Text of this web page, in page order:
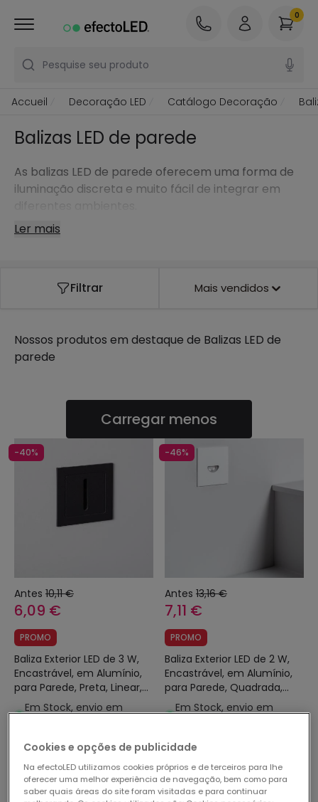
Pesquise seu produto
0
Accueil Decoração LED Catálogo Decoração
Balizas LED de parede
As balizas LED de parede oferecem uma forma de
iluminação discreta e muito fácil de integrar em
Ler mais
Filtrar Mais vendidos
Nossos produtos em destaque de Balizas LED de
parede
Carregar menos
-40%
Antes 10,11 €
6,09 €
PROMO
Baliza Exterior LED de 3 W,
Encastrável, em Alumínio,
para Parede, Preta, Linear,
Wabi
Em Stock, envio em
-46%
Antes 13,16 €
7,11 €
PROMO
Baliza Exterior LED de 2 W,
Encastrável, em Alumínio,
para Parede, Quadrada,
Branca, Guell
Em Stock, envio em
-31% -42%
Cookies e opções de publicidade
Na efectoLED utilizamos cookies próprios e de terceiros para lhe
oferecer uma melhor experiência de navegação, bem como para
saber quais áreas do site foram visitadas e para continuar